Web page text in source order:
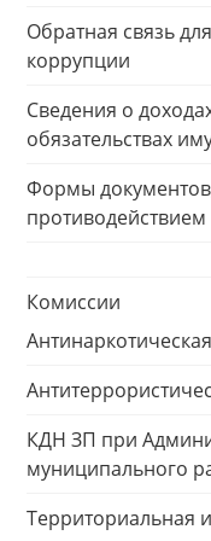
Обратная связь
коррупции
Сведения о
обязательствах
Формы
Комиссии
КДН ЗП при
муниципального
Территориальная